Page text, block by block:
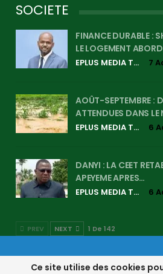
SOCIETE
FINANCE DURABLE :
LE LOGEMENT
EPLUS MEDIA TV 7
AOÛT-SEPTEMBRE :
ATTENDUES DANS
EPLUS MEDIA TV 6
DANYI : LA CEET
APEYEME APRES…
EPLUS MEDIA TV 6
PREV NEXT 1 De 142
© 2017-2026 - Eplus Média, l’Info
Ce site utilise des cookies